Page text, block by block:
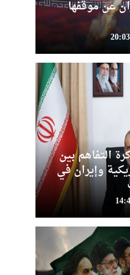
عن موقفها
التفاهم بين
وإيران في